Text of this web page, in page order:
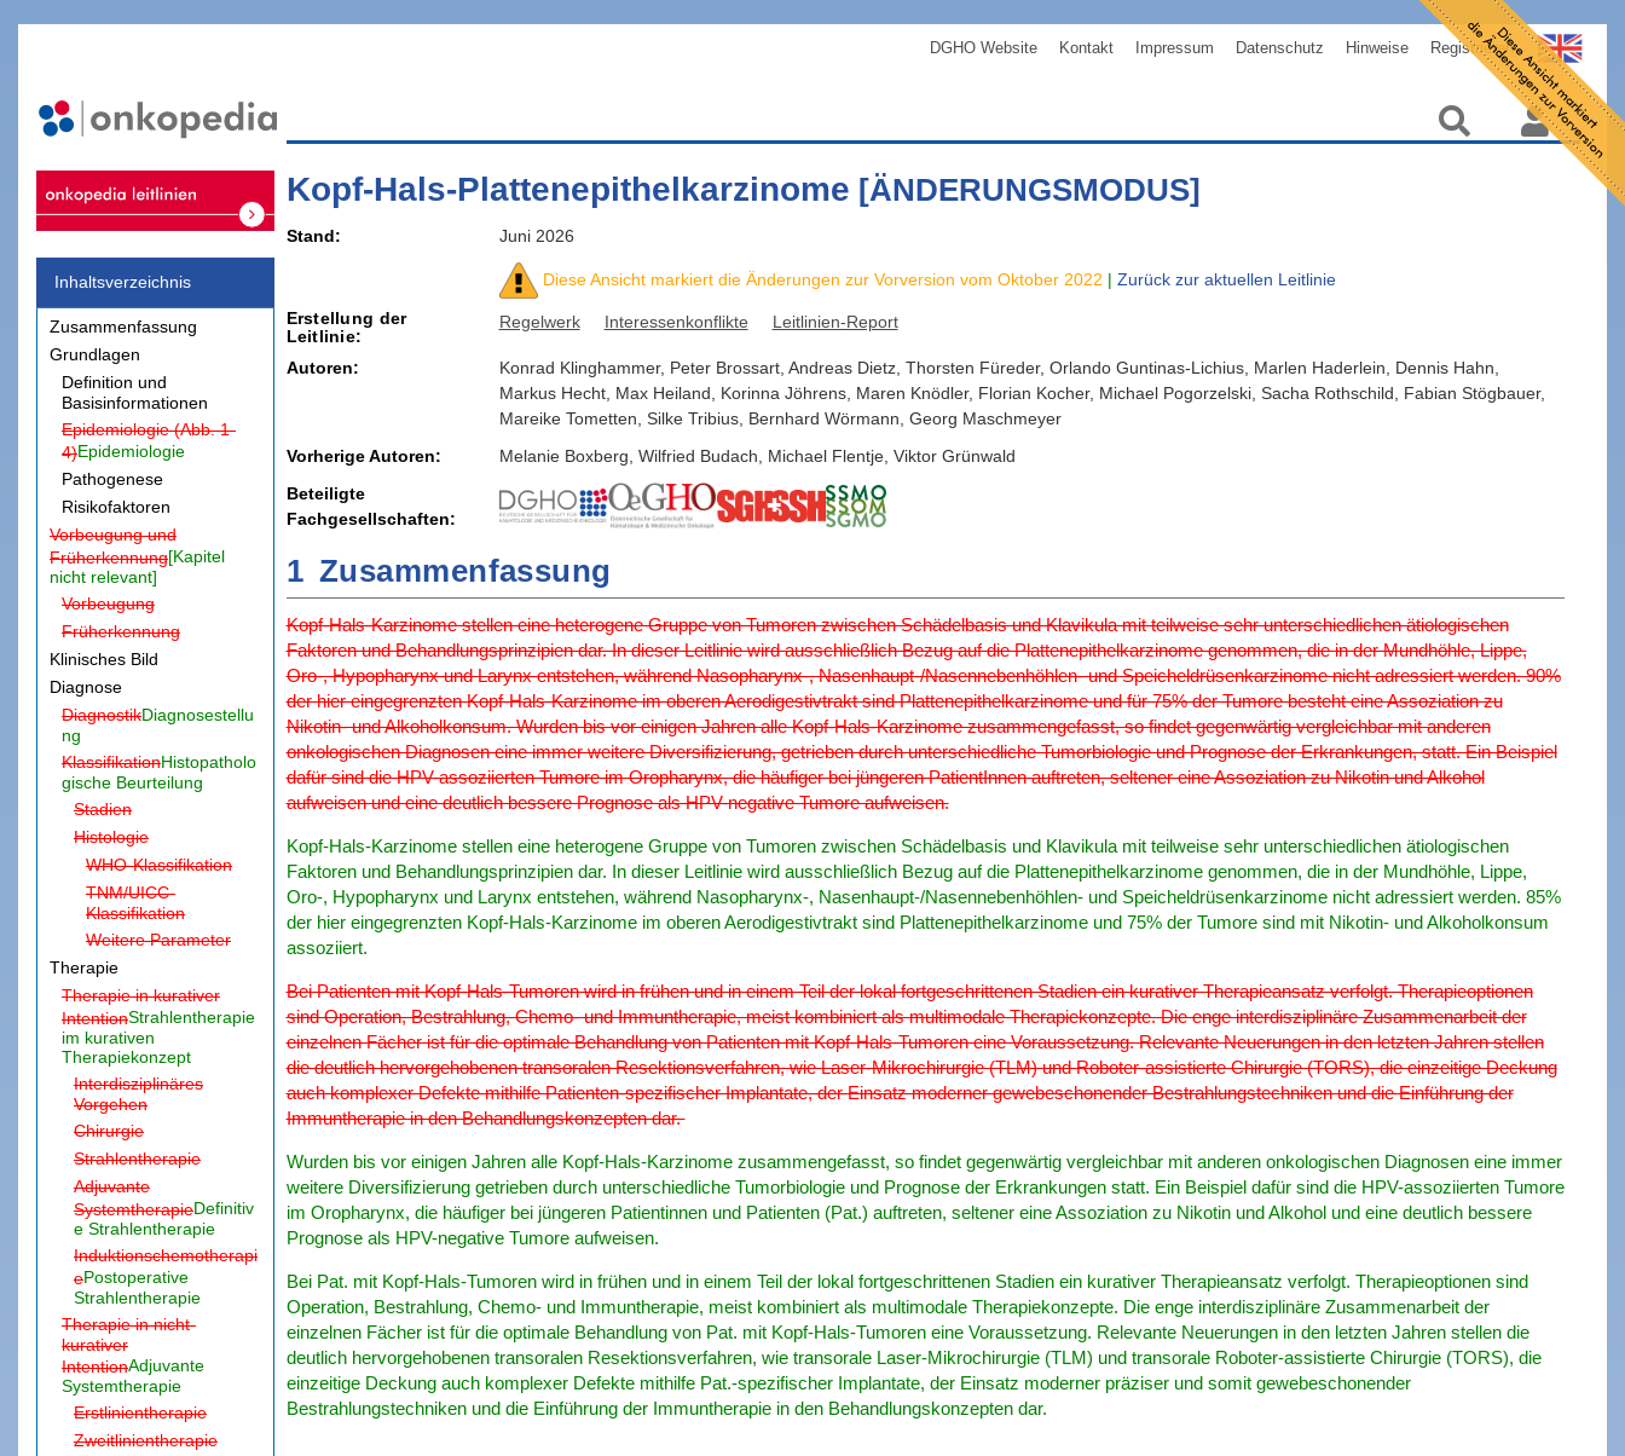
DGHO Website Kontakt Impressum Datenschutz Hinweise Registrieren
Inhaltsverzeichnis
Zusammenfassung
Grundlagen
Definition und
Basisinformationen
Epidemiologie (Abb. 1-
4)Epidemiologie
Pathogenese
Risikofaktoren
Vorbeugung und
Früherkennung[Kapitel
nicht relevant]
Vorbeugung
Früherkennung
Klinisches Bild
Diagnose
DiagnostikDiagnosestellu
ng
KlassifikationHistopatholo
gische Beurteilung
Stadien
Histologie
WHO-Klassifikation
TNM/UICC-
Klassifikation
Weitere Parameter
Therapie
Therapie in kurativer
IntentionStrahlentherapie
im kurativen
Therapiekonzept
Interdisziplinäres
Vorgehen
Chirurgie
Strahlentherapie
Adjuvante
SystemtherapieDefinitiv
e Strahlentherapie
Induktionschemotherapi
ePostoperative
Strahlentherapie
Therapie in nicht-
kurativer
IntentionAdjuvante
Systemtherapie
Erstlinientherapie
Zweitlinientherapie
Kopf-Hals-Plattenepithelkarzinome [ÄNDERUNGSMODUS]
Stand Juni 2026
Diese Ansicht markiert die Änderungen zur Vorversion vom Oktober 2022 | Zurück zur aktuellen Leitlinie
Erstellung der
Leitlinie
Regelwerk Interessenkonflikte Leitlinien-Report
Autoren: Konrad Klinghammer, Peter Brossart, Andreas Dietz, Thorsten Füreder, Orlando Guntinas-Lichius, Marlen Haderlein Dennis Hahn
Markus Hecht, Max Heiland Korinna Jöhrens, Maren Knödler, Florian Kocher, Michael Pogorzelski, Sacha Rothschild Fabian Stögbauer,
Mareike Tometten Silke Tribius, Bernhard Wörmann Georg Maschmeyer
Vorherige Autoren:
Melanie Boxberg Wilfried Budach Michael Flentje, Viktor Grünwald
Beteiligte
Fachgesellschaften
1 Zusammenfassung
Kopf-Hals-Karzinome stellen eine heterogene Gruppe von Tumoren zwischen Schädelbasis und Klavikula mit teilweise sehr unterschiedlichen ätiologischen
Faktoren und Behandlungsprinzipien dar. In dieser Leitlinie wird ausschließlich Bezug auf die Plattenepithelkarzinome genommen, die in der Mundhöhle, Lippe,
Oro-, Hypopharynx und Larynx entstehen, während Nasopharynx-, Nasenhaupt-/Nasennebenhöhlen- und Speicheldrüsenkarzinome nicht adressiert werden. 90%
der hier eingegrenzten Kopf-Hals-Karzinome im oberen Aerodigestivtrakt sind Plattenepithelkarzinome und für 75% der Tumore besteht eine Assoziation zu
Nikotin- und Alkoholkonsum. Wurden bis vor einigen Jahren alle Kopf-Hals-Karzinome zusammengefasst, so findet gegenwärtig vergleichbar mit anderen
onkologischen Diagnosen eine immer weitere Diversifizierung, getrieben durch unterschiedliche Tumorbiologie und Prognose der Erkrankungen, statt. Ein Beispiel
dafür sind die HPV-assoziierten Tumore im Oropharynx, die häufiger bei jüngeren PatientInnen auftreten, seltener eine Assoziation zu Nikotin und Alkohol
aufweisen und eine deutlich bessere Prognose als HPV-negative Tumore aufweisen.
Kopf-Hals-Karzinome stellen eine heterogene Gruppe von Tumoren zwischen Schädelbasis und Klavikula mit teilweise sehr unterschiedlichen ätiologischen
Faktoren und Behandlungsprinzipien dar. In dieser Leitlinie wird ausschließlich Bezug auf die Plattenepithelkarzinome genommen, die in der Mundhöhle, Lippe,
Oro-, Hypopharynx und Larynx entstehen, während Nasopharynx-, Nasenhaupt-/Nasennebenhöhlen- und Speicheldrüsenkarzinome nicht adressiert werden. 85%
der hier eingegrenzten Kopf-Hals-Karzinome im oberen Aerodigestivtrakt sind Plattenepithelkarzinome und 75% der Tumore sind mit Nikotin- und Alkoholkonsum
assoziiert.
Bei Patienten mit Kopf-Hals-Tumoren wird in frühen und in einem Teil der lokal fortgeschrittenen Stadien ein kurativer Therapieansatz verfolgt. Therapieoptionen
sind Operation, Bestrahlung, Chemo- und Immuntherapie, meist kombiniert als multimodale Therapiekonzepte. Die enge interdisziplinäre Zusammenarbeit der
einzelnen Fächer ist für die optimale Behandlung von Patienten mit Kopf-Hals-Tumoren eine Voraussetzung. Relevante Neuerungen in den letzten Jahren stellen
die deutlich hervorgehobenen transoralen Resektionsverfahren, wie Laser-Mikrochirurgie (TLM) und Roboter-assistierte Chirurgie (TORS), die einzeitige Deckung
auch komplexer Defekte mithilfe Patienten-spezifischer Implantate, der Einsatz moderner gewebeschonender Bestrahlungstechniken und die Einführung der
Immuntherapie in den Behandlungskonzepten dar.
Wurden bis vor einigen Jahren alle Kopf-Hals-Karzinome zusammengefasst, so findet gegenwärtig vergleichbar mit anderen onkologischen Diagnosen eine immer
weitere Diversifizierung getrieben durch unterschiedliche Tumorbiologie und Prognose der Erkrankungen statt. Ein Beispiel dafür sind die HPV-assoziierten Tumore
im Oropharynx, die häufiger bei jüngeren Patientinnen und Patienten (Pat.) auftreten, seltener eine Assoziation zu Nikotin und Alkohol und eine deutlich bessere
Prognose als HPV-negative Tumore aufweisen.
Bei Pat. mit Kopf-Hals-Tumoren wird in frühen und in einem Teil der lokal fortgeschrittenen Stadien ein kurativer Therapieansatz verfolgt. Therapieoptionen sind
Operation, Bestrahlung, Chemo- und Immuntherapie, meist kombiniert als multimodale Therapiekonzepte. Die enge interdisziplinäre Zusammenarbeit der
einzelnen Fächer ist für die optimale Behandlung von Pat. mit Kopf-Hals-Tumoren eine Voraussetzung. Relevante Neuerungen in den letzten Jahren stellen die
deutlich hervorgehobenen transoralen Resektionsverfahren, wie transorale Laser-Mikrochirurgie (TLM) und transorale Roboter-assistierte Chirurgie (TORS), die
einzeitige Deckung auch komplexer Defekte mithilfe Pat.-spezifischer Implantate, der Einsatz moderner präziser und somit gewebeschonender
Bestrahlungstechniken und die Einführung der Immuntherapie in den Behandlungskonzepten dar.